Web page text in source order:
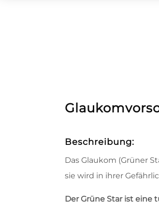
Beschreibung:
Das Glaukom (Grüner
sie wird in ihrer
Der Grüne Star ist eine